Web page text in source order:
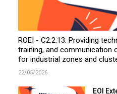
ROEI - C2.2.13: Providing
training, and communication
for industrial zones and
22/05/2026
EOI